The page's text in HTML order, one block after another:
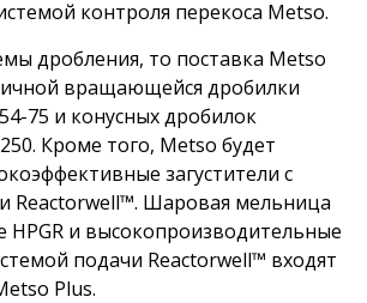
контроля перекоса Metso.
дробления, то поставка Metso
вращающейся дробилки
75 и конусных дробилок
Кроме того, Metso будет
загустители с
Reactorwell™. Шаровая мельница
HPGR и высокопроизводительные
подачи Reactorwell™ входят
Plus.